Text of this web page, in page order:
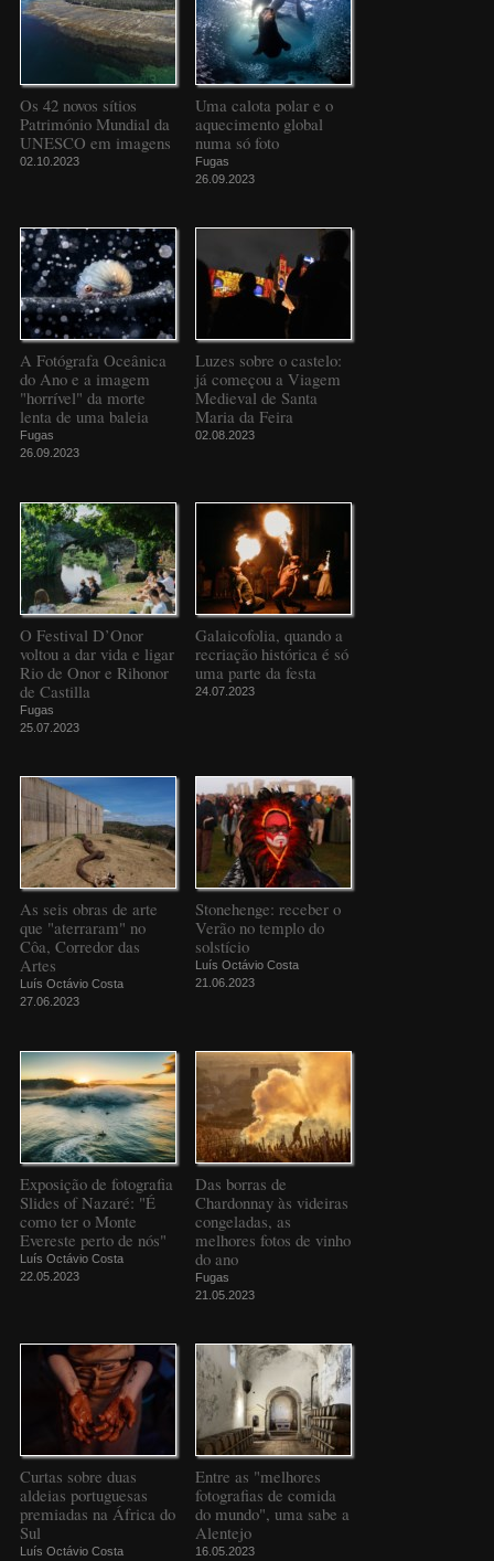
Os 42 novos sítios
Património Mundial da
UNESCO em imagens
02.10.2023
Uma calota polar e o
aquecimento global
numa só foto
Fugas
26.09.2023
A Fotógrafa Oceânica
do Ano e a imagem
"horrível" da morte
lenta de uma baleia
Fugas
26.09.2023
Luzes sobre o castelo:
já começou a Viagem
Medieval de Santa
Maria da Feira
02.08.2023
O Festival D’Onor
voltou a dar vida e ligar
Rio de Onor e Rihonor
de Castilla
Fugas
25.07.2023
Galaicofolia, quando a
recriação histórica é só
uma parte da festa
24.07.2023
As seis obras de arte
que "aterraram" no
Côa, Corredor das
Artes
Luís Octávio Costa
27.06.2023
Stonehenge: receber o
Verão no templo do
solstício
Luís Octávio Costa
21.06.2023
Exposição de fotografia
Slides of Nazaré: "É
como ter o Monte
Evereste perto de nós"
Luís Octávio Costa
22.05.2023
Das borras de
Chardonnay às videiras
congeladas, as
melhores fotos de vinho
do ano
Fugas
21.05.2023
Curtas sobre duas
aldeias portuguesas
premiadas na África do
Sul
Luís Octávio Costa
Entre as "melhores
fotografias de comida
do mundo", uma sabe a
Alentejo
16.05.2023